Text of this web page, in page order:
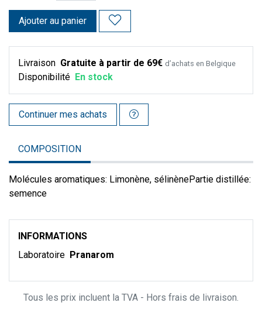
Ajouter au panier
Livraison Gratuite à partir de 69€ d’achats en Belgique
Disponibilité En stock
Continuer mes achats
COMPOSITION
Molécules aromatiques: Limonène, sélinènePartie distillée:
semence
INFORMATIONS
Laboratoire Pranarom
Tous les prix incluent la TVA - Hors frais de livraison.